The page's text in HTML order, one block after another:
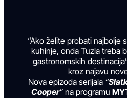
“Ako želite probati najbolje
kuhinje, onda Tuzla treba
gastronomskih
kroz najavu
Nova epizoda serijala “
Cooper”na programu